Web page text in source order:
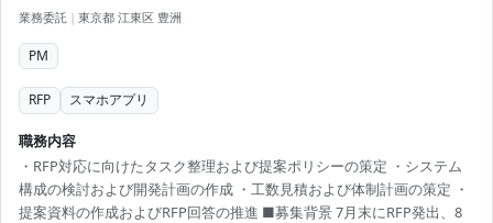
業務委託 | 東京都 江東区 豊洲
PM
RFP スマホアプリ
職務内容
・RFP対応に向けたタスク整理および提案ポリシーの策定 ・システム
構成の検討および開発計画の作成 ・工数見積および体制計画の策定 ・
提案資料の作成およびRFP回答の推進 ■募集背景 7月末にRFP発出、8